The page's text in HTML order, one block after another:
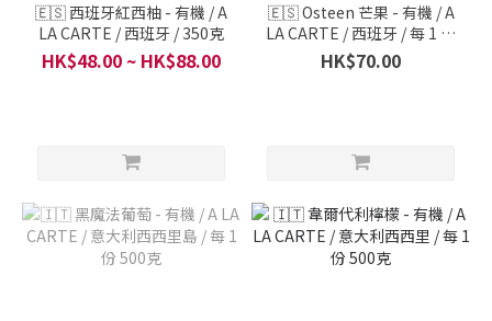
🇪🇸 西班牙紅西柚 - 有機 / A
LA CARTE / 西班牙 / 350克
HK$48.00 ~ HK$88.00
🇪🇸 Osteen 芒果 - 有機 / A
LA CARTE / 西班牙 / 每 1 份
500克
HK$70.00